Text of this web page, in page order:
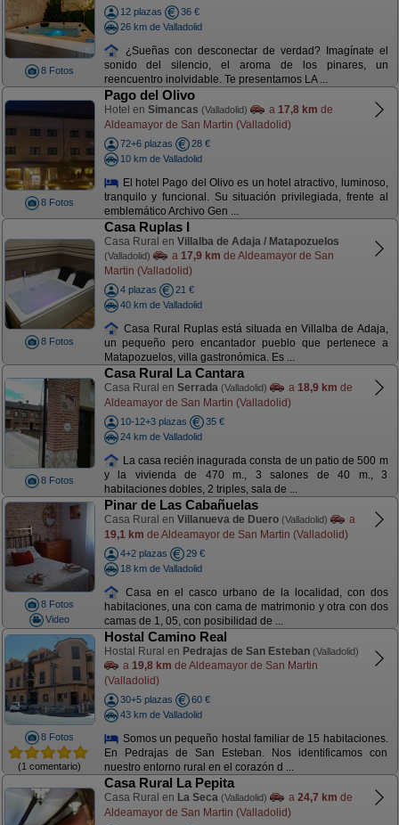
8 Fotos
12 plazas
36 €
26 km de Valladolid
¿Sueñas con desconectar de verdad? Imagínate el
sonido del silencio, el aroma de los pinares, un
reencuentro inolvidable. Te presentamos LA ...
8 Fotos
Pago del Olivo
Hotel en Simancas (Valladolid) a 17,8 km de
Aldeamayor de San Martin (Valladolid)
72+6 plazas
28 €
10 km de Valladolid
El hotel Pago del Olivo es un hotel atractivo, luminoso,
tranquilo y funcional. Su situación privilegiada, frente al
emblemático Archivo Gen ...
8 Fotos
Casa Ruplas I
Casa Rural en Villalba de Adaja / Matapozuelos
(Valladolid) a 17,9 km de Aldeamayor de San
Martin (Valladolid)
4 plazas
21 €
40 km de Valladolid
Casa Rural Ruplas está situada en Villalba de Adaja,
un pequeño pero encantador pueblo que pertenece a
Matapozuelos, villa gastronómica. Es ...
8 Fotos
Casa Rural La Cantara
Casa Rural en Serrada (Valladolid) a 18,9 km de
Aldeamayor de San Martin (Valladolid)
10-12+3 plazas
35 €
24 km de Valladolid
La casa recién inagurada consta de un patio de 500 m
y la vivienda de 470 m., 3 salones de 40 m., 3
habitaciones dobles, 2 triples, sala de ...
8 Fotos
Video
Pinar de Las Cabañuelas
Casa Rural en Villanueva de Duero (Valladolid)
a
19,1 km de Aldeamayor de San Martin (Valladolid)
4+2 plazas
29 €
18 km de Valladolid
Casa en el casco urbano de la localidad, con dos
habitaciones, una con cama de matrimonio y otra con dos
camas de 1, 05, con posibilidad de ...
8 Fotos
(1 comentario)
Hostal Camino Real
Hostal Rural en Pedrajas de San Esteban (Valladolid)
a 19,8 km de Aldeamayor de San Martin
(Valladolid)
30+5 plazas
60 €
43 km de Valladolid
Somos un pequeño hostal familiar de 15 habitaciones.
En Pedrajas de San Esteban. Nos identificamos con
nuestro entorno rural en el corazón d ...
Casa Rural La Pepita
Casa Rural en La Seca (Valladolid) a 24,7 km de
Aldeamayor de San Martin (Valladolid)